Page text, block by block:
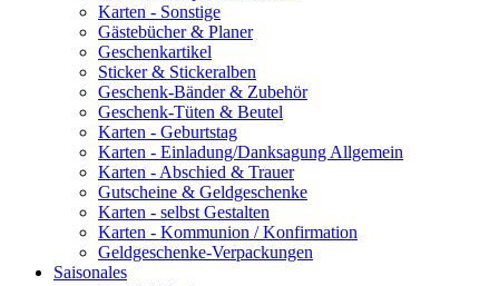
Karten - Sonstige
Gästebücher & Planer
Geschenkartikel
Sticker & Stickeralben
Geschenk-Bänder & Zubehör
Geschenk-Tüten & Beutel
Karten - Geburtstag
Karten - Einladung/Danksagung Allgemein
Karten - Abschied & Trauer
Gutscheine & Geldgeschenke
Karten - selbst Gestalten
Karten - Kommunion / Konfirmation
Geldgeschenke-Verpackungen
Saisonales